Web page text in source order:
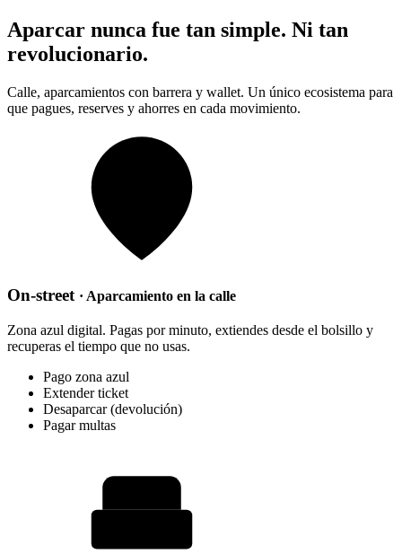
Aparcar nunca fue tan simple. Ni tan
revolucionario.
Calle, aparcamientos con barrera y wallet. Un único ecosistema para
que pagues, reserves y ahorres en cada movimiento.
On-street · Aparcamiento en la calle
Zona azul digital. Pagas por minuto, extiendes desde el bolsillo y
recuperas el tiempo que no usas.
Pago zona azul
Extender ticket
Desaparcar (devolución)
Pagar multas